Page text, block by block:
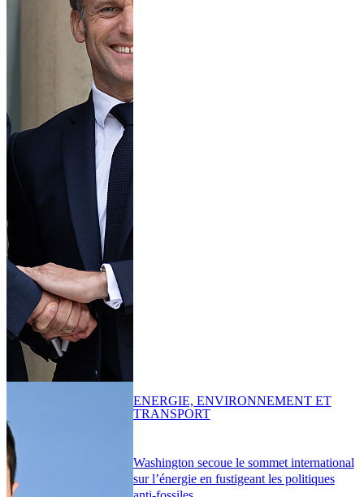
Washington secoue le sommet international
sur l’énergie en fustigeant les politiques
ENERGIE, ENVIRONNEMENT ET
TRANSPORT